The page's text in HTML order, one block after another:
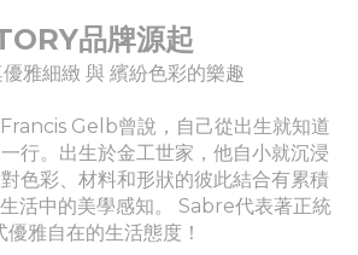
品牌源起
雅細緻 與 繽紛色彩的樂趣
Gelb曾說，自己從出生就知道
行。出生於金工世家，他自小就沉浸
色彩、材料和形狀的彼此結合有累積
活中的美學感知。 Sabre代表著正統
優雅自在的生活態度！